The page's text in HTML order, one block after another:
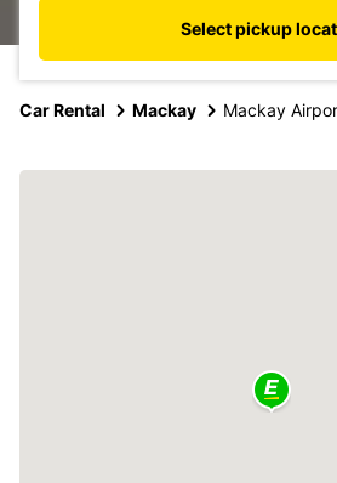
Select pickup
Car Rental Mackay Mackay